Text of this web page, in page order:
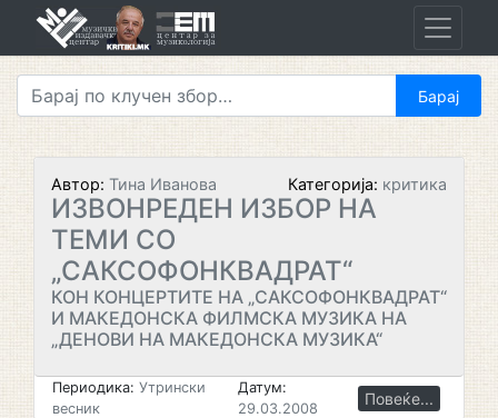
Автор: Тина Иванова Категорија: критика
ИЗВОНРЕДЕН ИЗБОР НА
ТЕМИ СО
„САКСОФОНКВАДРАТ“
КОН КОНЦЕРТИТЕ НА „САКСОФОНКВАДРАТ“
И МАКЕДОНСКА ФИЛМСКА МУЗИКА НА
„ДЕНОВИ НА МАКЕДОНСКА МУЗИКА“
Периодика: Утрински
весник
Датум:
29.03.2008
Повеќе...